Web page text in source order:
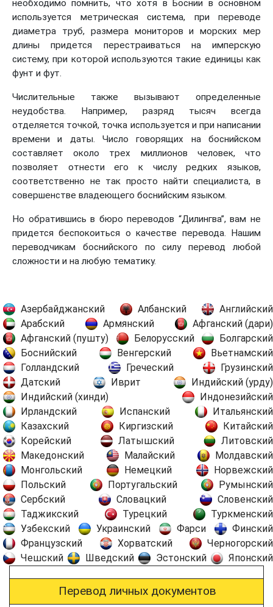
необходимо помнить, что хотя в Боснии в основном
используется метрическая система, при переводе
диаметра труб, размера мониторов и морских мер
длины придется перестраиваться на имперскую
систему, при которой используются такие единицы как
фунт и фут.
Числительные также вызывают определенные
неудобства. Например, разряд тысяч всегда
отделяется точкой, точка используется и при написании
времени и даты. Число говорящих на боснийском
составляет около трех миллионов человек, что
позволяет отнести его к числу редких языков,
соответственно не так просто найти специалиста, в
совершенстве владеющего боснийским языком.
Но обратившись в бюро переводов “Дилингва”, вам не
придется беспокоиться о качестве перевода. Нашим
переводчикам боснийского по силу перевод любой
сложности и на любую тематику.
Азербайджанский Албанский
Английский
Арабский
Армянский
Афганский (дари)
Афганский (пушту)
Белорусский
Болгарский
Боснийский
Венгерский
Вьетнамский
Голландский
Греческий
Грузинский
Датский
Иврит
Индийский (урду)
Индийский (хинди)
Индонезийский
Ирландский
Испанский
Итальянский
Казахский
Киргизский
Китайский
Корейский
Латышский
Литовский
Македонский
Малайский
Молдавский
Монгольский
Немецкий
Норвежский
Польский
Португальский
Румынский
Сербский
Словацкий
Словенский
Таджикский
Турецкий
Туркменский
Узбекский
Украинский Фарси
Финский
Французский
Хорватский
Черногорский
Чешский
Шведский Эстонский Японский
Перевод личных документов